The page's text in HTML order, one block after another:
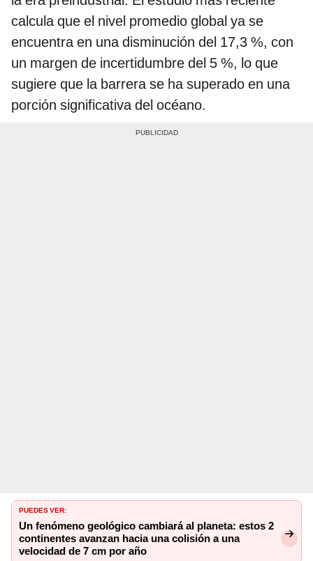
calcula que el nivel promedio global ya se
encuentra en una disminución del 17,3 %, con
un margen de incertidumbre del 5 %, lo que
sugiere que la barrera se ha superado en una
porción significativa del océano.
PUEDES VER:
Un fenómeno geológico cambiará al planeta: estos 2
continentes avanzan hacia una colisión a una
velocidad de 7 cm por año